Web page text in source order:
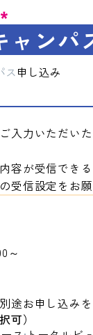
ャンパ
ス申し込み
入力いただい
容が受信でき
受信設定をお
～
途お申し込み
可）